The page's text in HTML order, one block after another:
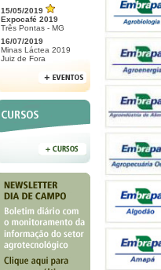
15/05/2019
Expocafé 2019
Três Pontas - MG
16/07/2019
Minas Láctea 2019
Juiz de Fora